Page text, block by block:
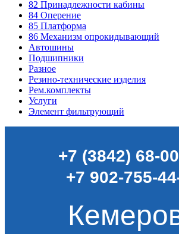
82 Принадлежности кабины
84 Оперение
85 Платформа
86 Механизм опрокидывающий
Автошины
Подшипники
Разное
Резино-технические изделия
Рем.комплекты
Услуги
Элемент фильтрующий
+7 (3842) 68-
+7 902-755-